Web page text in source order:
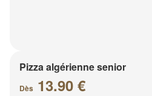
Pizza algérienne senior
Dès 13.90 €